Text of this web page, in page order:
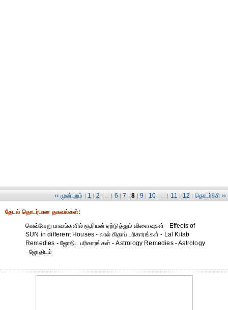
‹‹ முன்புறம் | 1 | 2 | ... | 6 | 7 | 8 | 9 | 10 | ... | 11 | 12 | தொடர்ச்சி ››
தேட‌ல் தொட‌ர்பான தகவ‌ல்க‌ள்:
வெவ்வேறு பாவங்களில் சூரியன் ஏற்டுத்தும் விளைவுகள் - Effects of
SUN in different Houses - லால் கிதாப் பரிகாரங்கள் - Lal Kitab
Remedies - ஜோதிட ப‌ரிகார‌ங்க‌ள் - Astrology Remedies - Astrology
- ஜோதிடம்